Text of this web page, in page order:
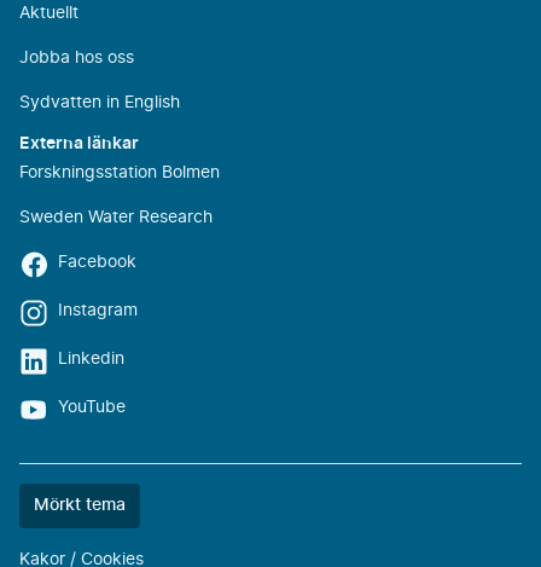
Aktuellt
Jobba hos oss
Sydvatten in English
Externa länkar
Forskningsstation Bolmen
Sweden Water Research
Facebook
Instagram
Linkedin
YouTube
Färgtemat
Mörkt tema
Kakor / Cookies